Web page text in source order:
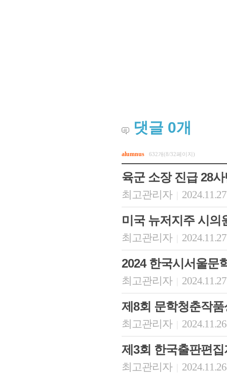
댓글 0개
alumnus 632개(8/32페이지)
육군 소장 진급 28
최고관리자
미국 뉴저지주 시의
최고관리자
2024 한국시서울문
최고관리자
제8회 문학청춘작품
최고관리자
제3회 한국출판편
최고관리자